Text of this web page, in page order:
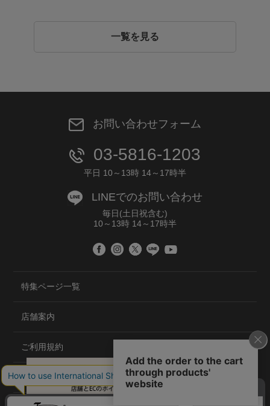
一覧を見る
お問い合わせフォーム
03-5816-1203
平日 10～13時 14～17時半
LINEでのお問い合わせ
毎日(土日祝含む)
10～13時 14～17時半
特集ページ一覧
店舗案内
ご利用規約
プライバシーポリシー